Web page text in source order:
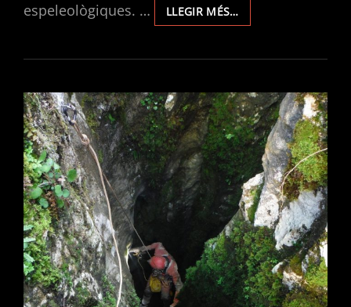
espeleològiques. …
LLEGIR MÉS…EXPLORACIONS
EN
2020